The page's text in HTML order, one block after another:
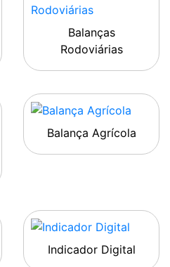
Balanças
Rodoviárias
Balança Agrícola
Indicador Digital